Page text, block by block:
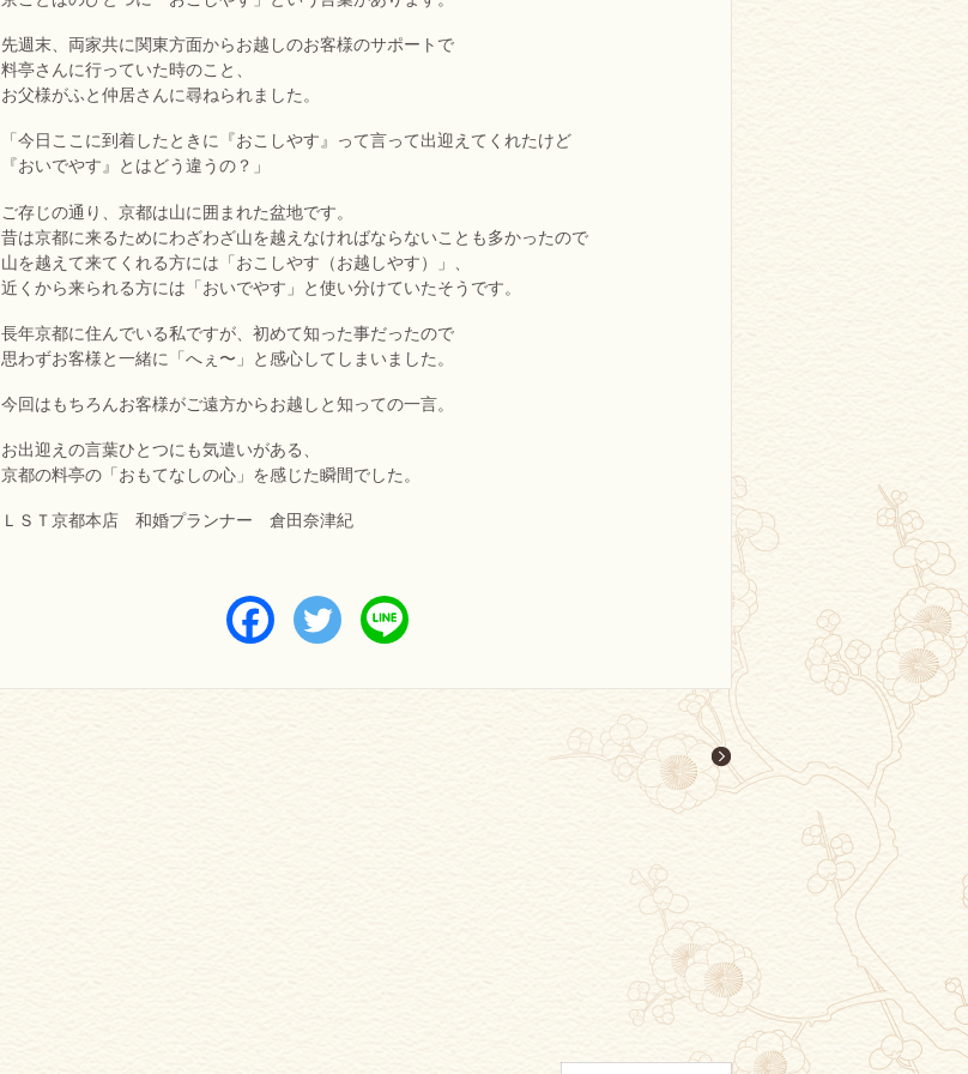
先週末、両家共に関東方面からお越しのお客様のサポートで
料亭さんに行っていた時のこと、
お父様がふと仲居さんに尋ねられました。
「今日ここに到着したときに『おこしやす』って言って出迎えてくれたけど
『おいでやす』とはどう違うの？」
ご存じの通り、京都は山に囲まれた盆地です。
昔は京都に来るためにわざわざ山を越えなければならないことも多かったので
山を越えて来てくれる方には「おこしやす（お越しやす）」、
近くから来られる方には「おいでやす」と使い分けていたそうです。
長年京都に住んでいる私ですが、初めて知った事だったので
思わずお客様と一緒に「へぇ〜」と感心してしまいました。
今回はもちろんお客様がご遠方からお越しと知っての一言。
お出迎えの言葉ひとつにも気遣いがある、
京都の料亭の「おもてなしの心」を感じた瞬間でした。
ＬＳＴ京都本店 和婚プランナー 倉田奈津紀